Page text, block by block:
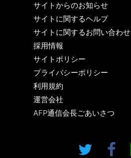
サイトからのお知らせ
サイトに関するヘルプ
サイトに関するお問い合わせ
採用情報
サイトポリシー
プライバシーポリシー
利用規約
運営会社
AFP通信会長ごあいさつ